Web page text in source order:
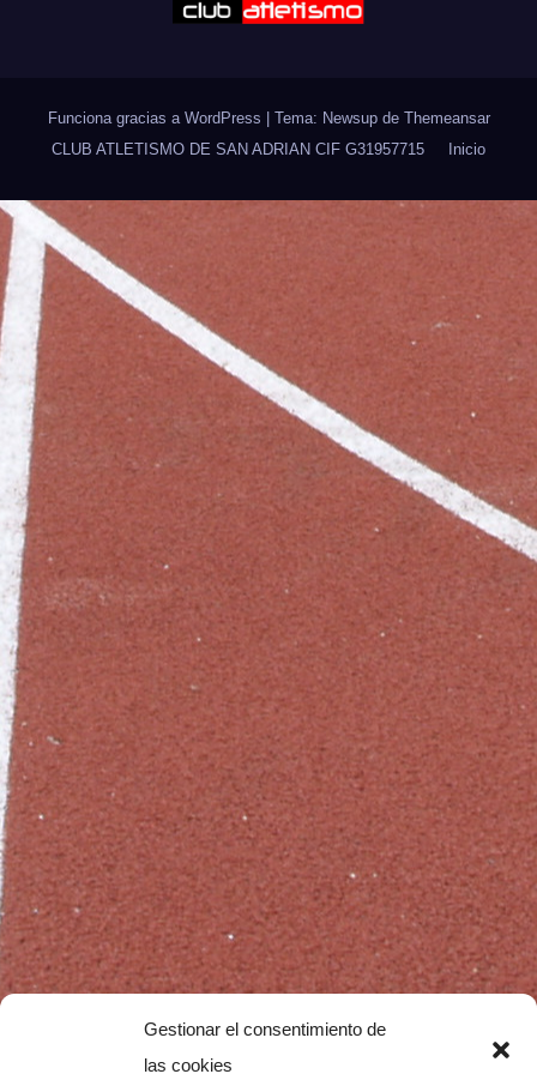
Gestionar el consentimiento de
las cookies
Funciona gracias a WordPress Tema: Newsup de Themeansar
CLUB ATLETISMO DE SAN ADRIAN CIF G31957715
Inicio